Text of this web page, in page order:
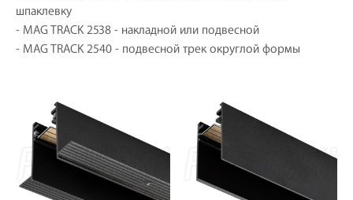
шпаклевку
- MAG TRACK 2538 - накладной или подвесной
- MAG TRACK 2540 - подвесной трек округлой формы